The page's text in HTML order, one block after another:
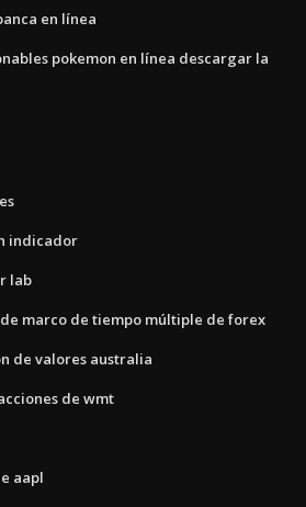
en línea
pokemon en línea descargar la
indicador
lab
marco de tiempo múltiple de forex
de valores australia
de wmt
aapl